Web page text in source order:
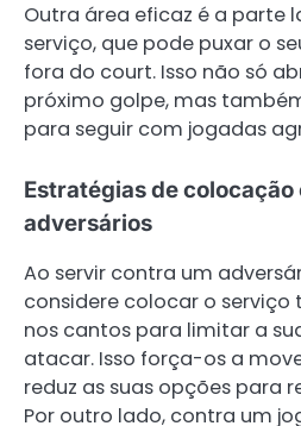
Outra área eficaz é a parte
serviço, que pode puxar o
fora do court. Isso não só
próximo golpe, mas
para seguir com jogadas
Estratégias de
adversários
Ao servir contra um
considere colocar o
nos cantos para limitar a
atacar. Isso força-os a
reduz as suas opções para
Por outro lado, contra um